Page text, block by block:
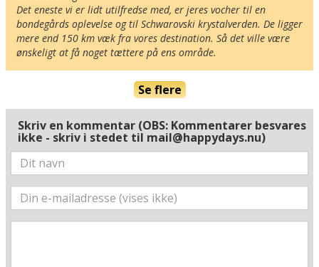
Beregn rute❯
Hotellets GPS-koordinater
E 012&deg; 59.537'
Det eneste vi er lidt utilfredse med, er jeres vocher til en
bondegårds oplevelse og til Schwarovski krystalverden. De ligger
mere end 150 km væk fra vores destination. Så det ville være
ønskeligt at få noget tættere på ens område.
Se flere
Skriv en kommentar (OBS: Kommentarer besvares
ikke - skriv i stedet til mail@happydays.nu)